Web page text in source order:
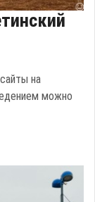
на
можно